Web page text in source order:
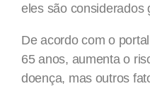
eles são considerados
De acordo com o portal
65 anos, aumenta o
doença, mas outros